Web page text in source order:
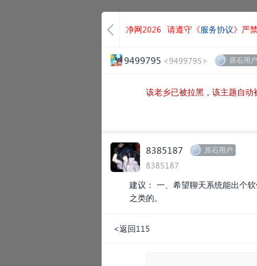
净网2026 请遵守《服务协议》严
9499795 <9499795> 原石用户
该老乡已被拉黑，该主题自动
8385187 原石用户
8385187
建议： 一、希望聊天系统能出个
之类的。
<返回115